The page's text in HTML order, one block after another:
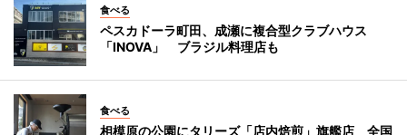
食べる
ペスカドーラ町田、成瀬に複合型クラブハウス
「INOVA」 ブラジル料理店も
食べる
相模原の公園にタリーズ「店内焙煎」旗艦店 全国